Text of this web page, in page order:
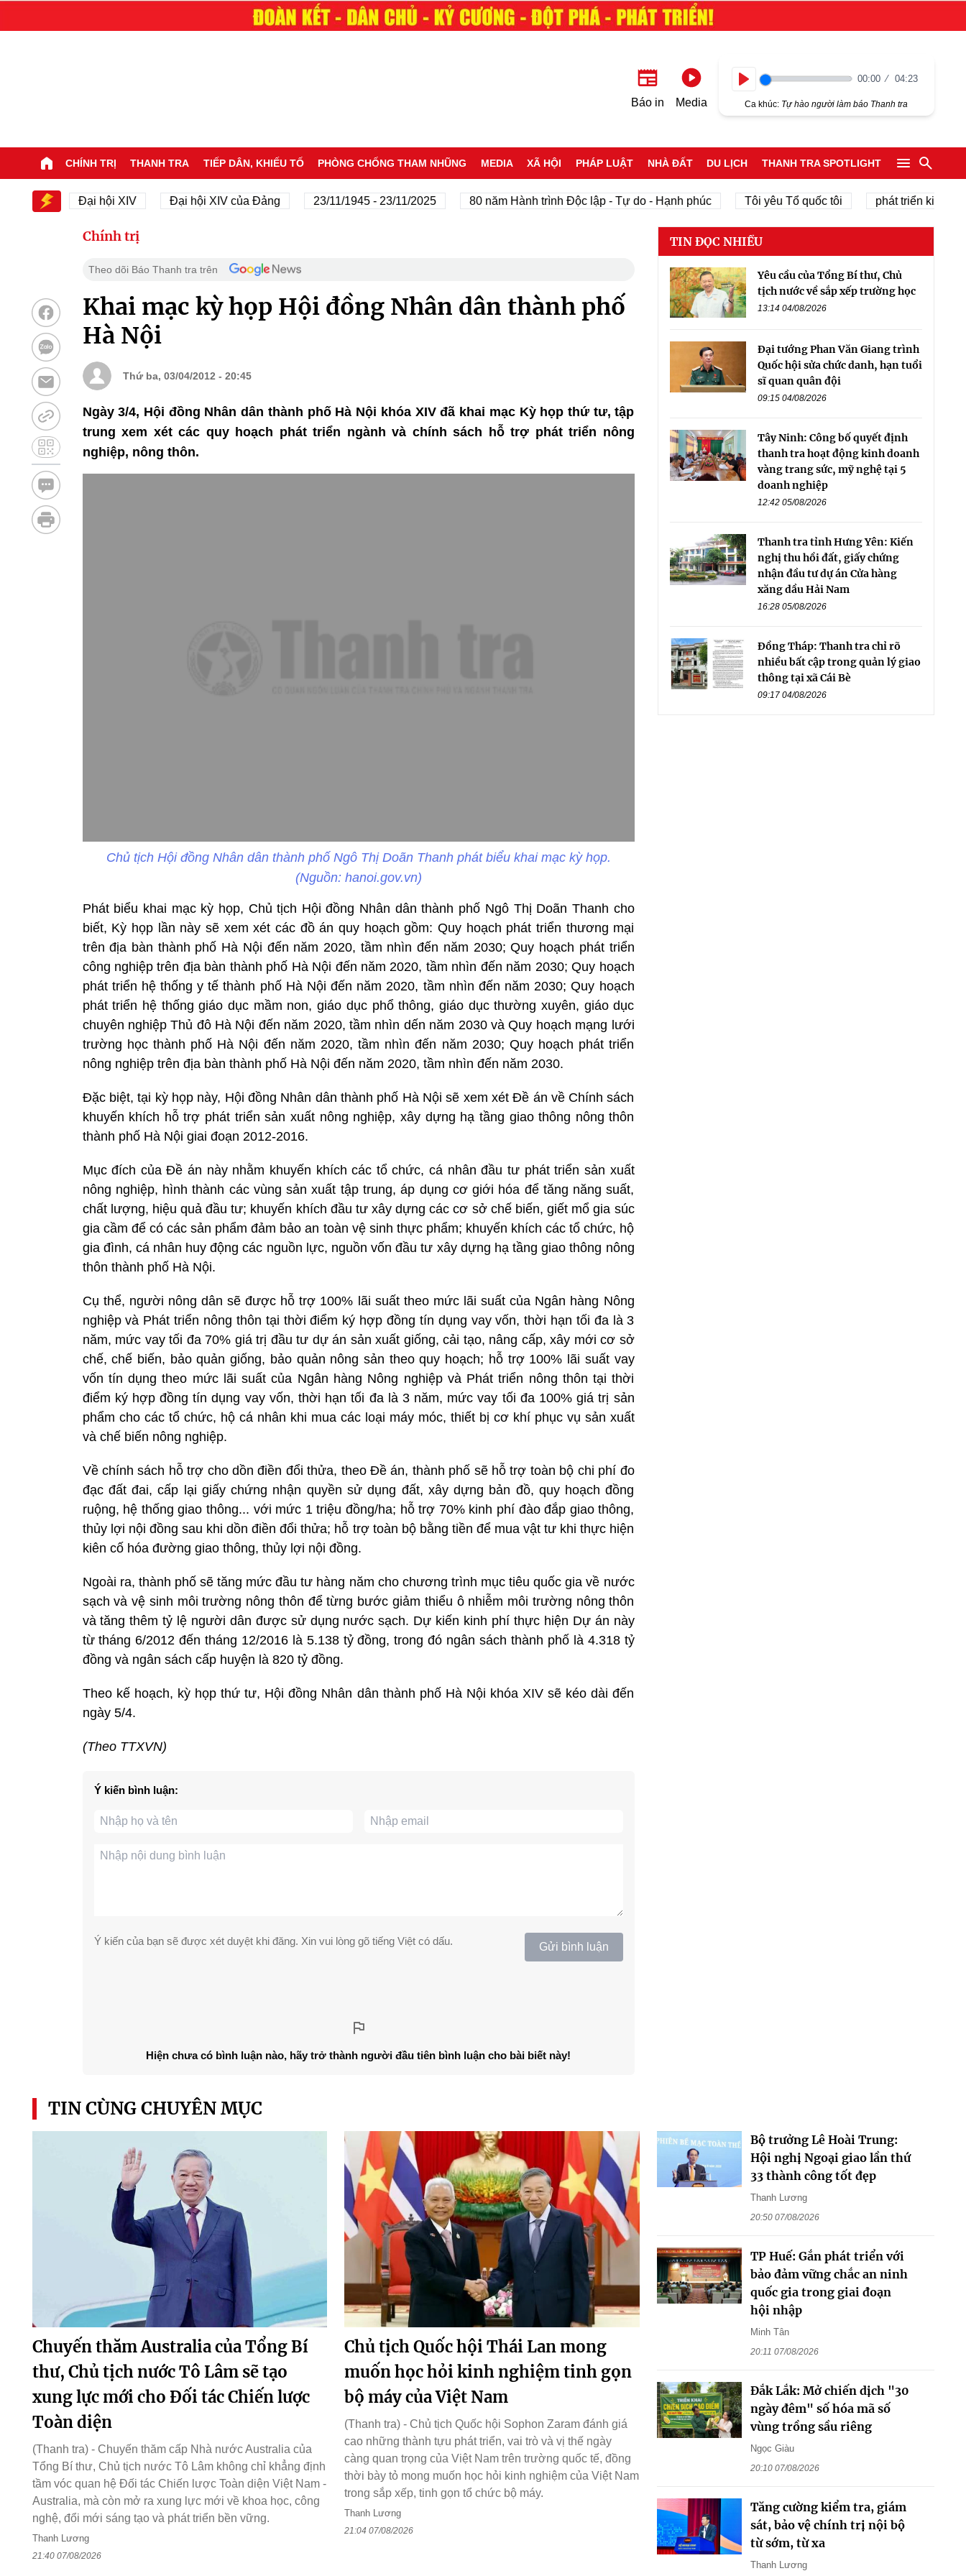
Báo in Media
00:00 04:23
Ca khúc: Tự hào người làm báo Thanh tra
CHÍNH TRỊ THANH TRA TIẾP DÂN, KHIẾU TỐ PHÒNG CHỐNG THAM NHŨNG MEDIA XÃ HỘI PHÁP LUẬT NHÀ ĐẤT DU LỊCH THANH TRA SPOTLIGHT
Đại hội XIV Đại hội XIV của Đảng 23/11/1945 - 23/11/2025 80 năm Hành trình Độc lập - Tự do - Hạnh phúc Tôi yêu Tổ quốc tôi phát triển kinh tế tư
Chính trị
Theo dõi Báo Thanh tra trên
Khai mạc kỳ họp Hội đồng Nhân dân thành phố
Hà Nội
Thứ ba, 03/04/2012 - 20:45
Ngày 3/4, Hội đồng Nhân dân thành phố Hà Nội khóa XIV đã khai mạc Kỳ họp thứ tư, tập
trung xem xét các quy hoạch phát triển ngành và chính sách hỗ trợ phát triển nông
nghiệp, nông thôn.
Chủ tịch Hội đồng Nhân dân thành phố Ngô Thị Doãn Thanh phát biểu khai mạc kỳ họp.
(Nguồn: hanoi.gov.vn)
Phát biểu khai mạc kỳ họp, Chủ tịch Hội đồng Nhân dân thành phố Ngô Thị Doãn Thanh cho
biết, Kỳ họp lần này sẽ xem xét các đồ án quy hoạch gồm: Quy hoạch phát triển thương mại
trên địa bàn thành phố Hà Nội đến năm 2020, tầm nhìn đến năm 2030; Quy hoạch phát triển
công nghiệp trên địa bàn thành phố Hà Nội đến năm 2020, tầm nhìn đến năm 2030; Quy hoạch
phát triển hệ thống y tế thành phố Hà Nội đến năm 2020, tầm nhìn đến năm 2030; Quy hoạch
phát triển hệ thống giáo dục mầm non, giáo dục phổ thông, giáo dục thường xuyên, giáo dục
chuyên nghiệp Thủ đô Hà Nội đến năm 2020, tầm nhìn dến năm 2030 và Quy hoạch mạng lưới
trường học thành phố Hà Nội đến năm 2020, tầm nhìn đến năm 2030; Quy hoạch phát triển
nông nghiệp trên địa bàn thành phố Hà Nội đến năm 2020, tầm nhìn đến năm 2030.
Đặc biệt, tại kỳ họp này, Hội đồng Nhân dân thành phố Hà Nội sẽ xem xét Đề án về Chính sách
khuyến khích hỗ trợ phát triển sản xuất nông nghiệp, xây dựng hạ tầng giao thông nông thôn
thành phố Hà Nội giai đoạn 2012-2016.
Mục đích của Đề án này nhằm khuyến khích các tổ chức, cá nhân đầu tư phát triển sản xuất
nông nghiệp, hình thành các vùng sản xuất tập trung, áp dụng cơ giới hóa để tăng năng suất,
chất lượng, hiệu quả đầu tư; khuyến khích đầu tư xây dựng các cơ sở chế biến, giết mổ gia súc
gia cầm để có các sản phẩm đảm bảo an toàn vệ sinh thực phẩm; khuyến khích các tổ chức, hộ
gia đình, cá nhân huy động các nguồn lực, nguồn vốn đầu tư xây dựng hạ tầng giao thông nông
thôn thành phố Hà Nội.
Cụ thể, người nông dân sẽ được hỗ trợ 100% lãi suất theo mức lãi suất của Ngân hàng Nông
nghiệp và Phát triển nông thôn tại thời điểm ký hợp đồng tín dụng vay vốn, thời hạn tối đa là 3
năm, mức vay tối đa 70% giá trị đầu tư dự án sản xuất giống, cải tạo, nâng cấp, xây mới cơ sở
chế, chế biến, bảo quản giống, bảo quản nông sản theo quy hoạch; hỗ trợ 100% lãi suất vay
vốn tín dụng theo mức lãi suất của Ngân hàng Nông nghiệp và Phát triển nông thôn tại thời
điểm ký hợp đồng tín dụng vay vốn, thời hạn tối đa là 3 năm, mức vay tối đa 100% giá trị sản
phẩm cho các tổ chức, hộ cá nhân khi mua các loại máy móc, thiết bị cơ khí phục vụ sản xuất
và chế biến nông nghiệp.
Về chính sách hỗ trợ cho dồn điền đổi thửa, theo Đề án, thành phố sẽ hỗ trợ toàn bộ chi phí đo
đạc đất đai, cấp lại giấy chứng nhận quyền sử dụng đất, xây dựng bản đồ, quy hoạch đồng
ruộng, hệ thống giao thông... với mức 1 triệu đồng/ha; hỗ trợ 70% kinh phí đào đắp giao thông,
thủy lợi nội đồng sau khi dồn điền đổi thửa; hỗ trợ toàn bộ bằng tiền để mua vật tư khi thực hiện
kiên cố hóa đường giao thông, thủy lợi nội đồng.
Ngoài ra, thành phố sẽ tăng mức đầu tư hàng năm cho chương trình mục tiêu quốc gia về nước
sạch và vệ sinh môi trường nông thôn để từng bước giảm thiểu ô nhiễm môi trường nông thôn
và tăng thêm tỷ lệ người dân được sử dụng nước sạch. Dự kiến kinh phí thực hiện Dự án này
từ tháng 6/2012 đến tháng 12/2016 là 5.138 tỷ đồng, trong đó ngân sách thành phố là 4.318 tỷ
đồng và ngân sách cấp huyện là 820 tỷ đồng.
Theo kế hoạch, kỳ họp thứ tư, Hội đồng Nhân dân thành phố Hà Nội khóa XIV sẽ kéo dài đến
ngày 5/4.
(Theo TTXVN)
Ý kiến bình luận:
Ý kiến của bạn sẽ được xét duyệt khi đăng. Xin vui lòng gõ tiếng Việt có dấu. Gửi bình luận
Hiện chưa có bình luận nào, hãy trở thành người đầu tiên bình luận cho bài biết này!
TIN ĐỌC NHIỀU
Yêu cầu của Tổng Bí thư, Chủ
tịch nước về sắp xếp trường học
13:14 04/08/2026
Đại tướng Phan Văn Giang trình
Quốc hội sửa chức danh, hạn tuổi
sĩ quan quân đội
09:15 04/08/2026
Tây Ninh: Công bố quyết định
thanh tra hoạt động kinh doanh
vàng trang sức, mỹ nghệ tại 5
doanh nghiệp
12:42 05/08/2026
Thanh tra tỉnh Hưng Yên: Kiến
nghị thu hồi đất, giấy chứng
nhận đầu tư dự án Cửa hàng
xăng dầu Hải Nam
16:28 05/08/2026
Đồng Tháp: Thanh tra chỉ rõ
nhiều bất cập trong quản lý giao
thông tại xã Cái Bè
09:17 04/08/2026
TIN CÙNG CHUYÊN MỤC
Chuyến thăm Australia của Tổng Bí
thư, Chủ tịch nước Tô Lâm sẽ tạo
xung lực mới cho Đối tác Chiến lược
Toàn diện
(Thanh tra) - Chuyến thăm cấp Nhà nước Australia của
Tổng Bí thư, Chủ tịch nước Tô Lâm không chỉ khẳng định
tầm vóc quan hệ Đối tác Chiến lược Toàn diện Việt Nam -
Australia, mà còn mở ra xung lực mới về khoa học, công
nghệ, đổi mới sáng tạo và phát triển bền vững.
Thanh Lương
21:40 07/08/2026
Chủ tịch Quốc hội Thái Lan mong
muốn học hỏi kinh nghiệm tinh gọn
bộ máy của Việt Nam
(Thanh tra) - Chủ tịch Quốc hội Sophon Zaram đánh giá
cao những thành tựu phát triển, vai trò và vị thế ngày
càng quan trọng của Việt Nam trên trường quốc tế, đồng
thời bày tỏ mong muốn học hỏi kinh nghiệm của Việt Nam
trong sắp xếp, tinh gọn tổ chức bộ máy.
Thanh Lương
21:04 07/08/2026
Bộ trưởng Lê Hoài Trung:
Hội nghị Ngoại giao lần thứ
33 thành công tốt đẹp
Thanh Lương
20:50 07/08/2026
TP Huế: Gắn phát triển với
bảo đảm vững chắc an ninh
quốc gia trong giai đoạn
hội nhập
Minh Tân
20:11 07/08/2026
Đắk Lắk: Mở chiến dịch "30
ngày đêm" số hóa mã số
vùng trồng sầu riêng
Ngọc Giàu
20:10 07/08/2026
Tăng cường kiểm tra, giám
sát, bảo vệ chính trị nội bộ
từ sớm, từ xa
Thanh Lương